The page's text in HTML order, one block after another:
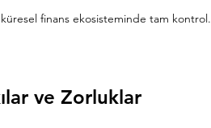
finans ekosisteminde tam kontrol.
ve Zorluklar